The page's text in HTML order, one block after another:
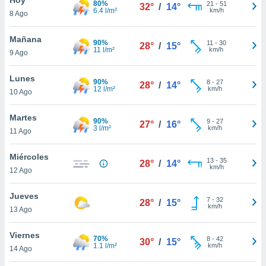
en
más
nuestra
de
cookies
aceptar
8 Ago
80%
6.4 l/m²
32° / 14° 21 - 51
km/h
Mañana
9 Ago
90%
11 l/m²
28° / 15° 11 - 30
km/h
Lunes
10 Ago
90%
12 l/m²
28° / 14° 8- 27
km/h
Martes
11 Ago
90%
3 l/m²
27° / 16° 9- 27
km/h
Miércoles
12 Ago
28° / 14° 13- 35
km/h
Jueves
13 Ago
28° / 15° 7- 32
km/h
Viernes
14 Ago
70%
1.1 l/m²
30° / 15° 8- 42
km/h